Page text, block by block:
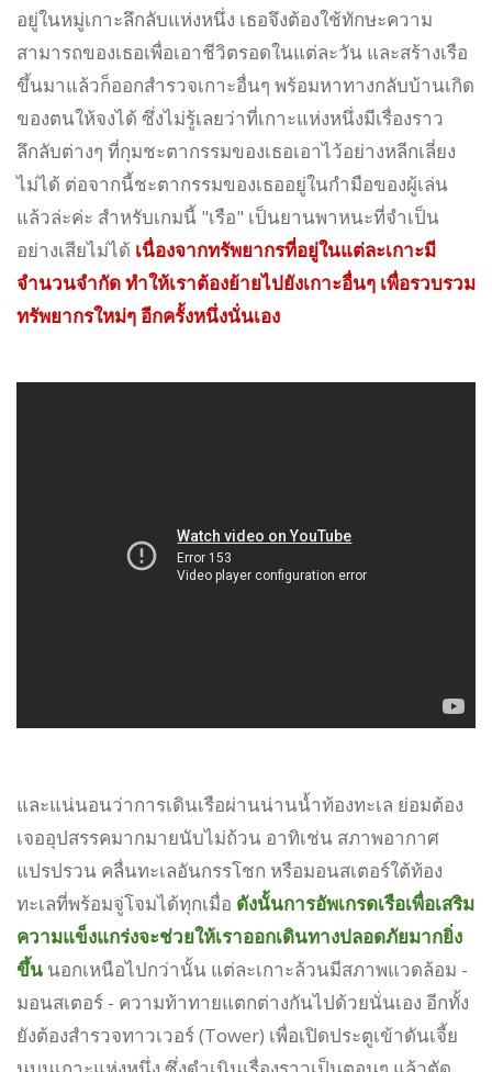
อยู่ในหมู่เกาะลึกลับแห่งหนึ่ง เธอจึงต้องใช้ทักษะความ
สามารถของเธอเพื่อเอาชีวิตรอดในแต่ละวัน และสร้างเรือ
ขึ้นมาแล้วก็ออกสำรวจเกาะอื่นๆ พร้อมหาทางกลับบ้านเกิด
ของตนให้จงได้ ซึ่งไม่รู้เลยว่าที่เกาะแห่งหนึ่งมีเรื่องราว
ลึกลับต่างๆ ที่กุมชะตากรรมของเธอเอาไว้อย่างหลีกเลี่ยง
ไม่ได้ ต่อจากนี้ชะตากรรมของเธออยู่ในกำมือของผู้เล่น
แล้วล่ะค่ะ สำหรับเกมนี้ "เรือ" เป็นยานพาหนะที่จำเป็น
อย่างเสียไม่ได้ เนื่องจากทรัพยากรที่อยู่ในแต่ละเกาะมี
จำนวนจำกัด ทำให้เราต้องย้ายไปยังเกาะอื่นๆ เพื่อรวบรวม
ทรัพยากรใหม่ๆ อีกครั้งหนึ่งนั่นเอง
และแน่นอนว่าการเดินเรือผ่านน่านน้ำท้องทะเล ย่อมต้อง
เจออุปสรรคมากมายนับไม่ถ้วน อาทิเช่น สภาพอากาศ
แปรปรวน คลื่นทะเลอันกรรโชก หรือมอนสเตอร์ใต้ท้อง
ทะเลที่พร้อมจู่โจมได้ทุกเมื่อ ดังนั้นการอัพเกรดเรือเพื่อเสริม
ความแข็งแกร่งจะช่วยให้เราออกเดินทางปลอดภัยมากยิ่ง
ขึ้น นอกเหนือไปกว่านั้น แต่ละเกาะล้วนมีสภาพแวดล้อม -
มอนสเตอร์ - ความท้าทายแตกต่างกันไปด้วยนั่นเอง อีกทั้ง
ยังต้องสำรวจทาวเวอร์ (Tower) เพื่อเปิดประตูเข้าดันเจี้ย